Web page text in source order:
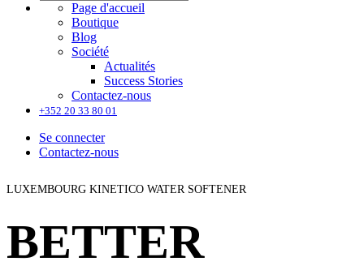
Page d'accueil
Boutique
Blog
Société
Actualités
Success Stories
Contactez-nous
+352 20 33 80 01
Se connecter
Contactez-nous
LUXEMBOURG KINETICO WATER SOFTENER
BETTER